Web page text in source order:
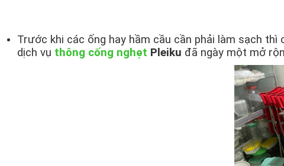
Trước khi các ống hay hầm cầu cần phải làm sạch
dịch vụ thông cống nghẹt Pleiku đã ngày một mở